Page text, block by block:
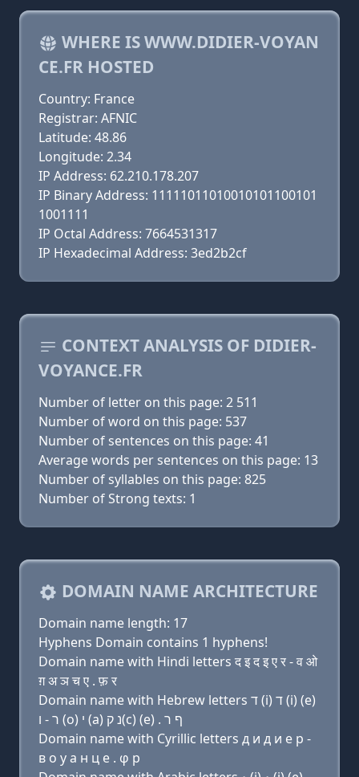
WHERE IS WWW.DIDIER-VOYAN
CE.FR HOSTED
Country: France
Registrar: AFNIC
Latitude: 48.86
Longitude: 2.34
IP Address: 62.210.178.207
IP Binary Address: 11111011010010101100101
1001111
IP Octal Address: 7664531317
IP Hexadecimal Address: 3ed2b2cf
CONTEXT ANALYSIS OF DIDIER-
VOYANCE.FR
Number of letter on this page: 2 511
Number of word on this page: 537
Number of sentences on this page: 41
Average words per sentences on this page: 13
Number of syllables on this page: 825
Number of Strong texts: 1
DOMAIN NAME ARCHITECTURE
Domain name length: 17
Hyphens Domain contains 1 hyphens!
Domain name with Hindi letters द इ द इ ए र - व ओ
ग़ अ ञ च ए . फ़ र
Domain name with Hebrew letters ד (i) ד (i) (e)
ר - ו (ο) י (a) נ ק(c) (e) . ף ר
Domain name with Cyrillic letters д и д и e р -
в о y a н ц e . φ р